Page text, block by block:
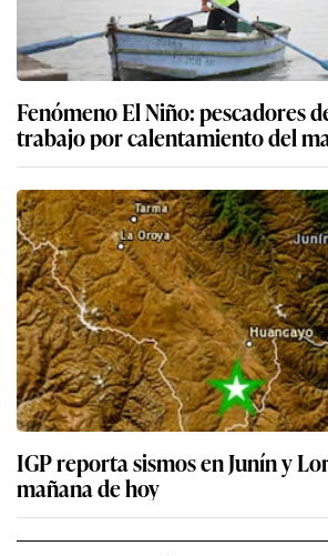
Fenómeno El Niño: pescadores
trabajo por calentamiento del
IGP reporta sismos en Junín y
mañana de hoy